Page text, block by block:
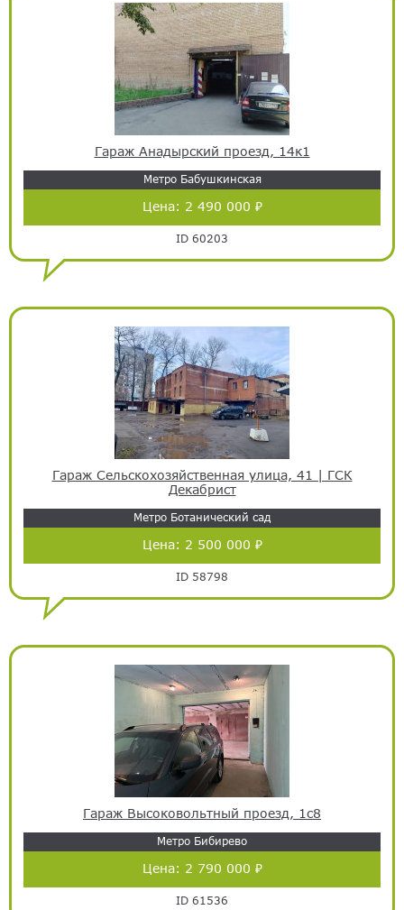
Гараж Анадырский проезд, 14к1
Метро Бабушкинская
Цена: 2 490 000 ₽
ID 60203
Гараж Сельскохозяйственная улица, 41 | ГСК
Декабрист
Метро Ботанический сад
Цена: 2 500 000 ₽
ID 58798
Гараж Высоковольтный проезд, 1с8
Метро Бибирево
Цена: 2 790 000 ₽
ID 61536